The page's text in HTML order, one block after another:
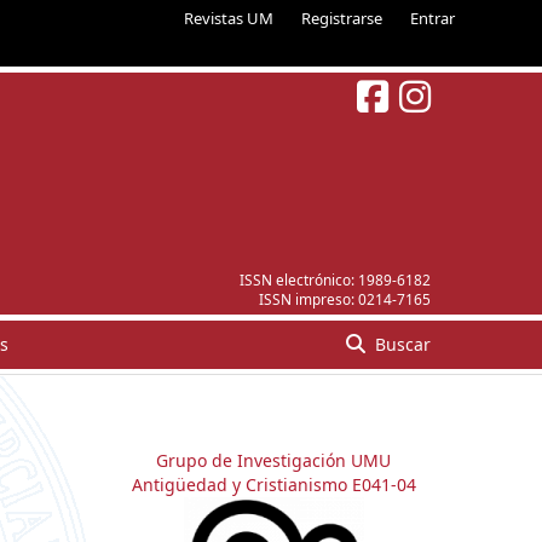
Revistas UM Registrarse Entrar
ISSN electrónico: 1989-6182
ISSN impreso:0214-7165
Buscar
Grupo de Investigación UMU
Antigüedad y Cristianismo E041-04